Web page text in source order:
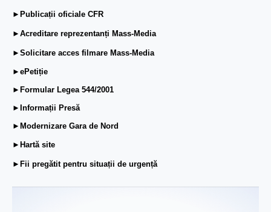
►Publicații oficiale CFR
►Acreditare reprezentanți Mass-Media
►Solicitare acces filmare Mass-Media
►ePetiție
►Formular Legea 544/2001
►Informații Presă
►Modernizare Gara de Nord
►Hartă site
►Fii pregătit pentru situații de urgență